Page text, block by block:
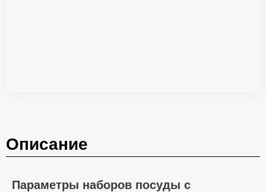
Описание
Параметры наборов посуды с